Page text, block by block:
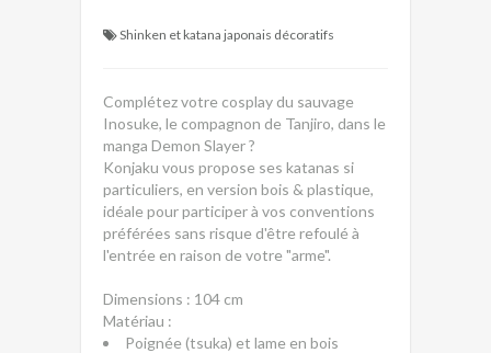
Shinken et katana japonais décoratifs
Complétez votre cosplay du sauvage
Inosuke, le compagnon de Tanjiro, dans le
manga Demon Slayer ?
Konjaku vous propose ses katanas si
particuliers, en version bois & plastique,
idéale pour participer à vos conventions
préférées sans risque d'être refoulé à
l'entrée en raison de votre "arme".
Dimensions : 104 cm
Matériau :
Poignée (tsuka) et lame en bois